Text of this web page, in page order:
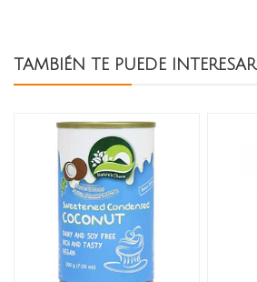
TAMBIÉN TE PUEDE INTERESAR